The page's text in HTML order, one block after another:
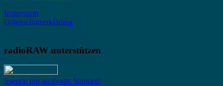
Impressum
Datenschutzerklärung
radioRAW unterstützen
Spende uns auphonic Stunden!